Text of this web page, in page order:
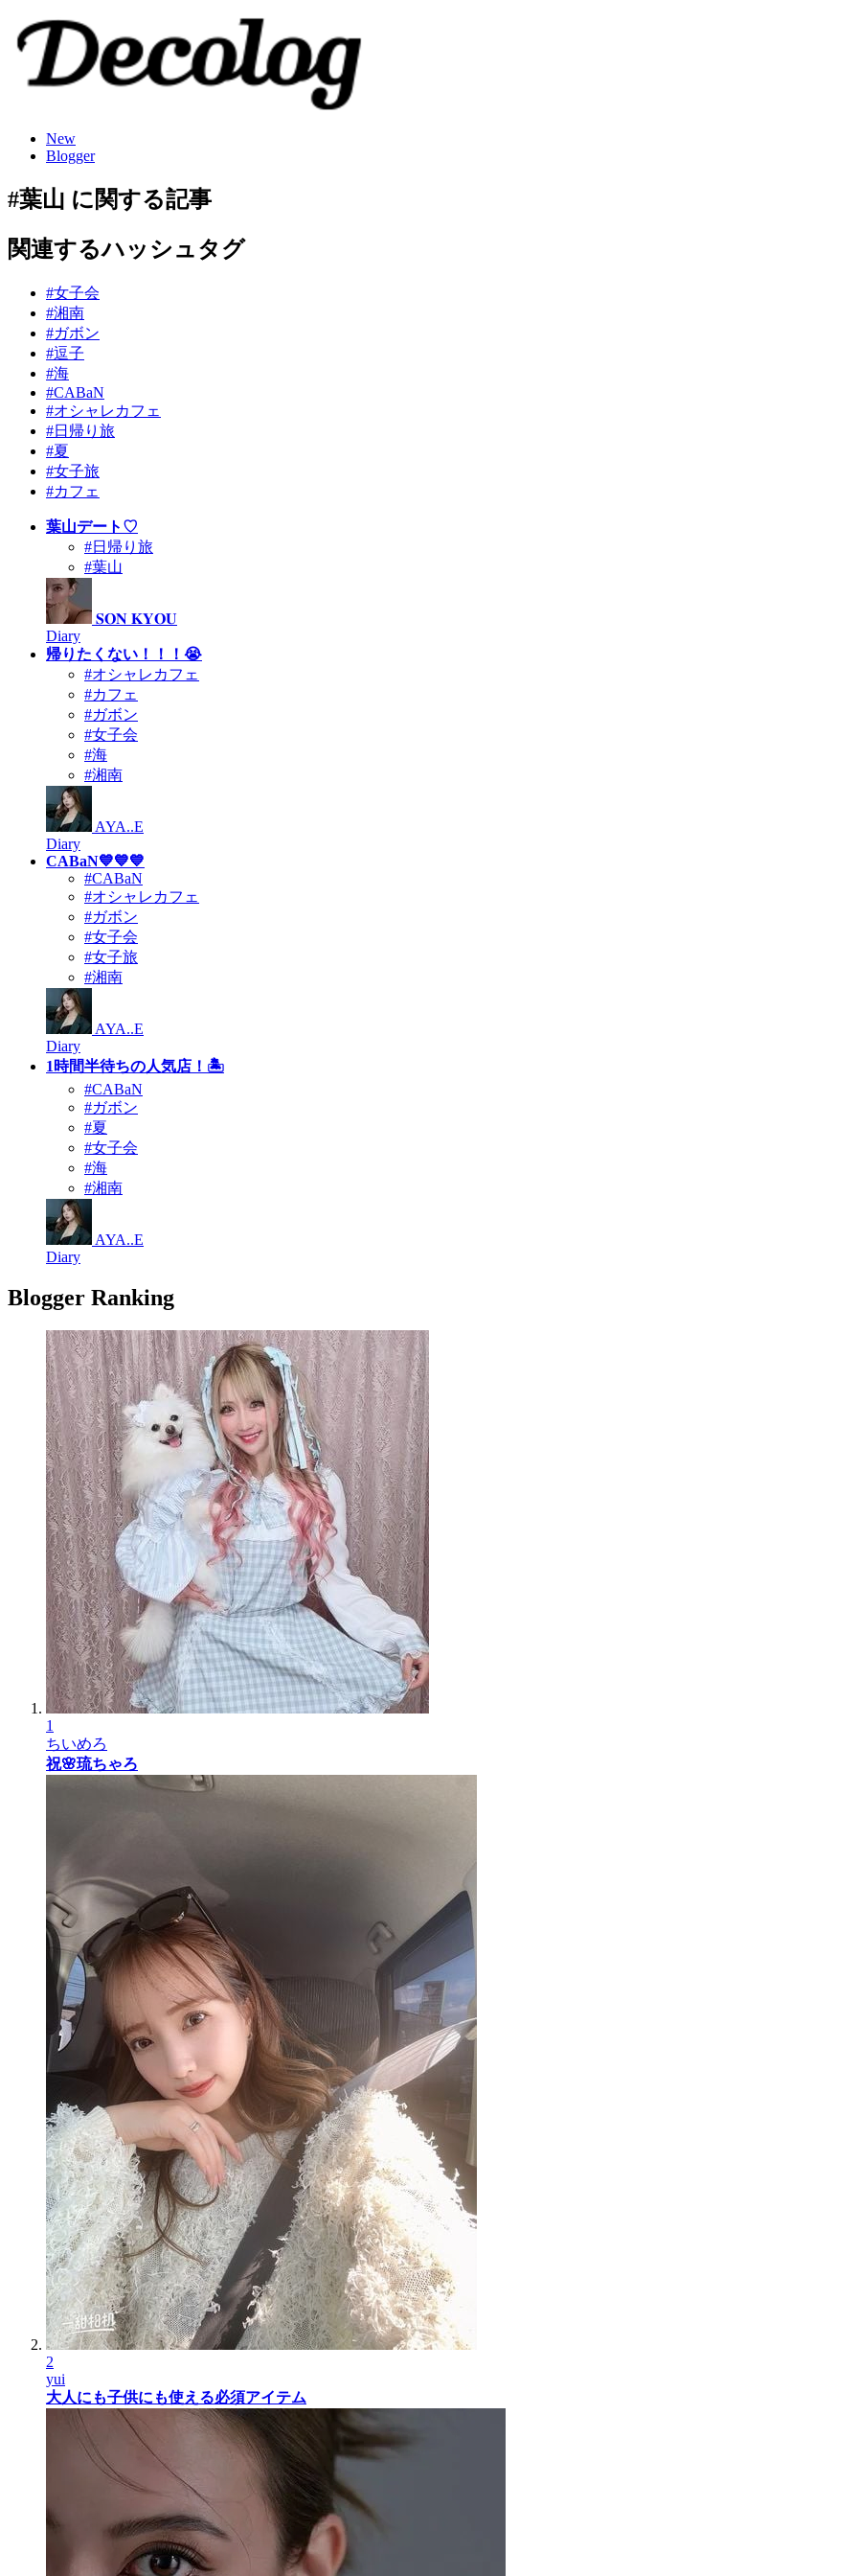
New
Blogger
#葉山 に関する記事
関連するハッシュタグ
#女子会
#湘南
#ガボン
#逗子
#海
#CABaN
#オシャレカフェ
#日帰り旅
#夏
#女子旅
#カフェ
葉山デート♡
#日帰り旅
#葉山
𝐒𝐎𝐍 𝐊𝐘𝐎𝐔
Diary
帰りたくない！！！😭
#オシャレカフェ
#カフェ
#ガボン
#女子会
#海
#湘南
AYA..E
Diary
CABaN💙💙💙
#CABaN
#オシャレカフェ
#ガボン
#女子会
#女子旅
#湘南
AYA..E
Diary
1時間半待ちの人気店！🏝
#CABaN
#ガボン
#夏
#女子会
#海
#湘南
AYA..E
Diary
Blogger Ranking
1
ちいめろ
祝🌸琉ちゃろ
2
yui
大人にも子供にも使える必須アイテム